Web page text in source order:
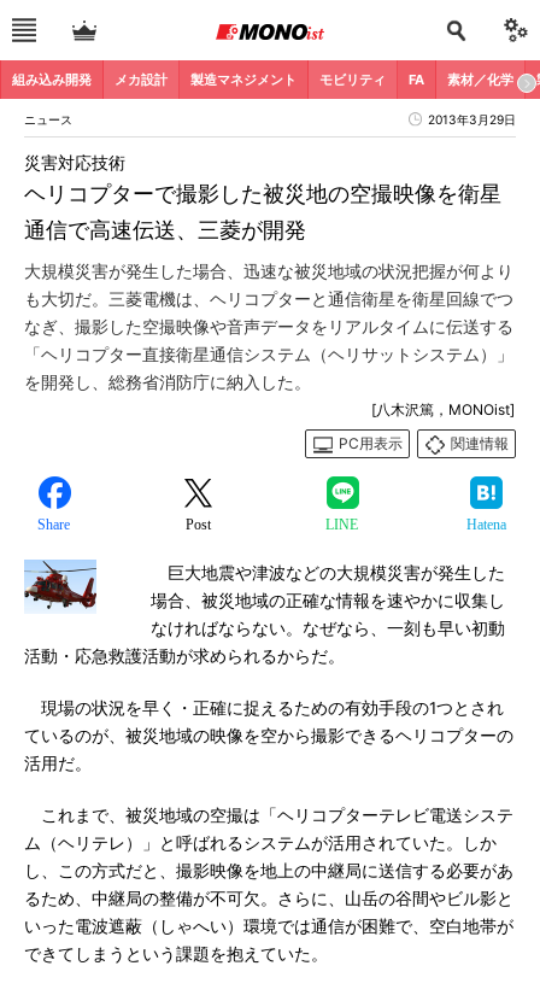
組み込み開発 メカ設計 製造マネジメント モビリティ FA 素材／化学
ニュース 2013年3月29日
ヘリコプターで撮影した被災地の空撮映像を衛星
通信で高速伝送、三菱が開発
災害対応技術
大規模災害が発生した場合、迅速な被災地域の状況把握が何より
も大切だ。三菱電機は、ヘリコプターと通信衛星を衛星回線でつ
なぎ、撮影した空撮映像や音声データをリアルタイムに伝送する
「ヘリコプター直接衛星通信システム（ヘリサットシステム）」
を開発し、総務省消防庁に納入した。
[八木沢篤，MONOist]
PC用表示
関連情報
Share Post LINE Hatena
巨大地震や津波などの大規模災害が発生した
場合、被災地域の正確な情報を速やかに収集し
なければならない。なぜなら、一刻も早い初動
活動・応急救護活動が求められるからだ。
現場の状況を早く・正確に捉えるための有効手段の1つとされ
ているのが、被災地域の映像を空から撮影できるヘリコプターの
活用だ。
これまで、被災地域の空撮は「ヘリコプターテレビ電送システ
ム（ヘリテレ）」と呼ばれるシステムが活用されていた。しか
し、この方式だと、撮影映像を地上の中継局に送信する必要があ
るため、中継局の整備が不可欠。さらに、山岳の谷間やビル影と
いった電波遮蔽（しゃへい）環境では通信が困難で、空白地帯が
できてしまうという課題を抱えていた。